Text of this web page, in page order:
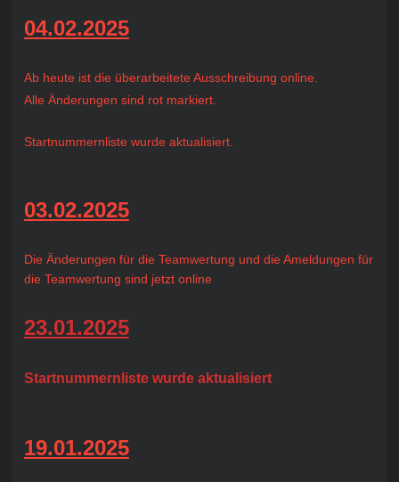
04.02.2025
Ab heute ist die überarbeitete Ausschreibung online.
Alle Änderungen sind rot markiert.
Startnummernliste wurde aktualisiert.
03.02.2025
Die Änderungen für die Teamwertung und die Ameldungen für
die Teamwertung sind jetzt online
23.01.2025
Startnummernliste wurde aktualisiert
19.01.2025